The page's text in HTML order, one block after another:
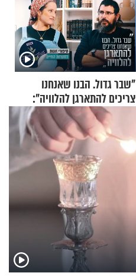
"שבר גדול. הבנו שאנחנו
צריכים להתארגן להלוויה":
זוגיות במבחן, הפעם עם מרים
וגד דנינו